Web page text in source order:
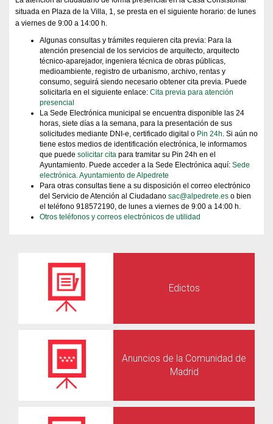
situada en Plaza de la Villa, 1, se presta en el siguiente horario: de lunes
a viernes de 9:00 a 14:00 h.
Algunas consultas y trámites requieren cita previa: Para la
atención presencial de los servicios de arquitecto, arquitecto
técnico-aparejador, ingeniera técnica de obras públicas,
medioambiente, registro de urbanismo, archivo, rentas y
consumo, seguirá siendo necesario obtener cita previa. Puede
solicitarla en el siguiente enlace: Cita previa para atención
presencial
La Sede Electrónica municipal se encuentra disponible las 24
horas, siete días a la semana, para la presentación de sus
solicitudes mediante DNI-e, certificado digital o Pin 24h. Si aún no
tiene estos medios de identificación electrónica, le informamos
que puede solicitar cita para tramitar su Pin 24h en el
Ayuntamiento. Puede acceder a la Sede Electrónica aquí: Sede
electrónica. Ayuntamiento de Alpedrete
Para otras consultas tiene a su disposición el correo electrónico
del Servicio de Atención al Ciudadano sac@alpedrete.es o bien
el teléfono 918572190, de lunes a viernes de 9:00 a 14:00 h.
Otros teléfonos y correos electrónicos de utilidad
Edictos
Anuncios de la Comunidad de
Madrid